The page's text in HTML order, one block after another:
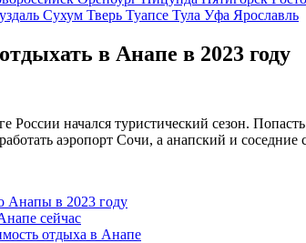
Сухум Тверь Туапсе Тула Уфа Ярославль
в Анапе в 2023 году
России начался туристический сезон.
аэропорт Сочи, а анапский и
Анапы в 2023 году
сейчас
отдыха в Анапе